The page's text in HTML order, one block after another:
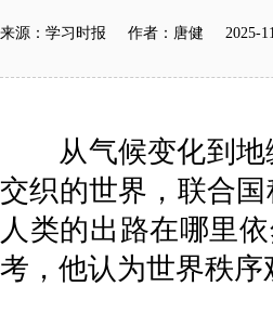
来源：学习时报 作者：唐健 2025-
从气候变化到地缘
交织的世界，联合
人类的出路在哪里
考，他认为世界秩